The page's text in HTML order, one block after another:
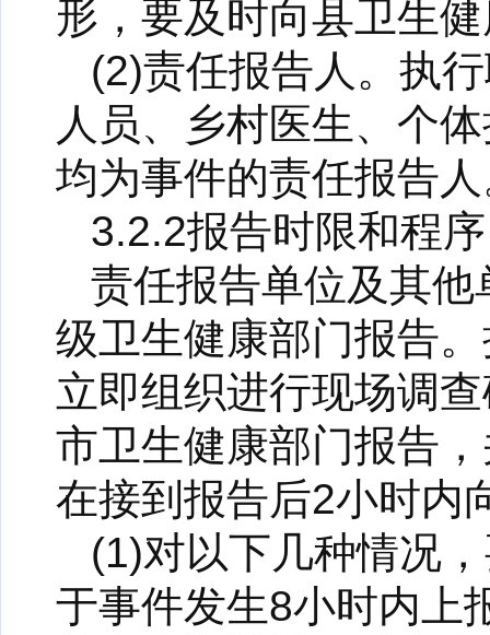
形，要及时向县卫生
(2)责任报告人。执
人员、乡村医生、个
均为事件的责任报告
3.2.2报告时限和程序
责任报告单位及其
级卫生健康部门报告
立即组织进行现场调
市卫生健康部门报告
在接到报告后2小时内
(1)对以下几种情况
于事件发生8小时内上